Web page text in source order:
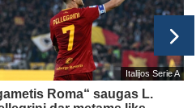
Italijos Serie A
Roma“ saugas L.